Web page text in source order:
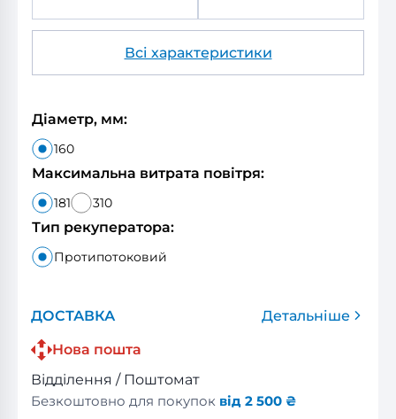
Всі характеристики
Діаметр, мм:
160
Максимальна витрата повітря:
181 310
Тип рекуператора:
Протипотоковий
ДОСТАВКА
Детальніше
Нова пошта
Відділення / Поштомат
Безкоштовно для покупок від 2 500 ₴